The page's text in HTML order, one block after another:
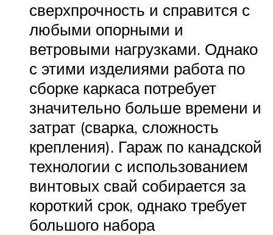
сверхпрочность и справится с
любыми опорными и
ветровыми нагрузками. Однако
с этими изделиями работа по
сборке каркаса потребует
значительно больше времени и
затрат (сварка, сложность
крепления). Гараж по канадской
технологии с использованием
винтовых свай собирается за
короткий срок, однако требует
большого набора